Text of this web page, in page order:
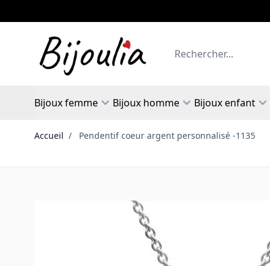
Rechercher
Bijoux femme Bijoux homme Bijoux enfant
Accueil / Pendentif coeur argent personnalisé -1135